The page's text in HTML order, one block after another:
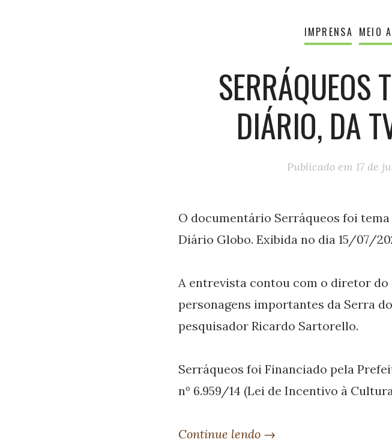
IMPRENSA MEIO
SERRÁQUEOS
DIÁRIO, DA
Publicado em 17 de
O documentário Serráqueos foi
Diário Globo. Exibida no dia 15/07/
A entrevista contou com o diretor do
personagens importantes da Serra
pesquisador Ricardo Sartorello.
Serráqueos foi Financiado pela
nº 6.959/14 (Lei de Incentivo à
Continue lendo →